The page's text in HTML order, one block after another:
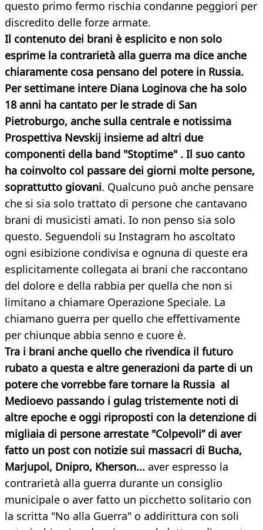
questo primo fermo rischia condanne peggiori per
discredito delle forze armate.
Il contenuto dei brani è esplicito e non solo
esprime la contrarietà alla guerra ma dice anche
chiaramente cosa pensano del potere in Russia.
Per settimane intere Diana Loginova che ha solo
18 anni ha cantato per le strade di San
Pietroburgo, anche sulla centrale e notissima
Prospettiva Nevskij insieme ad altri due
componenti della band "Stoptime" . Il suo canto
ha coinvolto col passare dei giorni molte persone,
soprattutto giovani. Qualcuno può anche pensare
che si sia solo trattato di persone che cantavano
brani di musicisti amati. Io non penso sia solo
questo. Seguendoli su Instagram ho ascoltato
ogni esibizione condivisa e ognuna di queste era
esplicitamente collegata ai brani che raccontano
del dolore e della rabbia per quella che non si
limitano a chiamare Operazione Speciale. La
chiamano guerra per quello che effettivamente
per chiunque abbia senno e cuore è.
Tra i brani anche quello che rivendica il futuro
rubato a questa e altre generazioni da parte di un
potere che vorrebbe fare tornare la Russia al
Medioevo passando i gulag tristemente noti di
altre epoche e oggi riproposti con la detenzione di
migliaia di persone arrestate "Colpevoli” di aver
fatto un post con notizie sui massacri di Bucha,
Marjupol, Dnipro, Kherson... aver espresso la
contrarietà alla guerra durante un consiglio
municipale o aver fatto un picchetto solitario con
la scritta "No alla Guerra" o addirittura con soli